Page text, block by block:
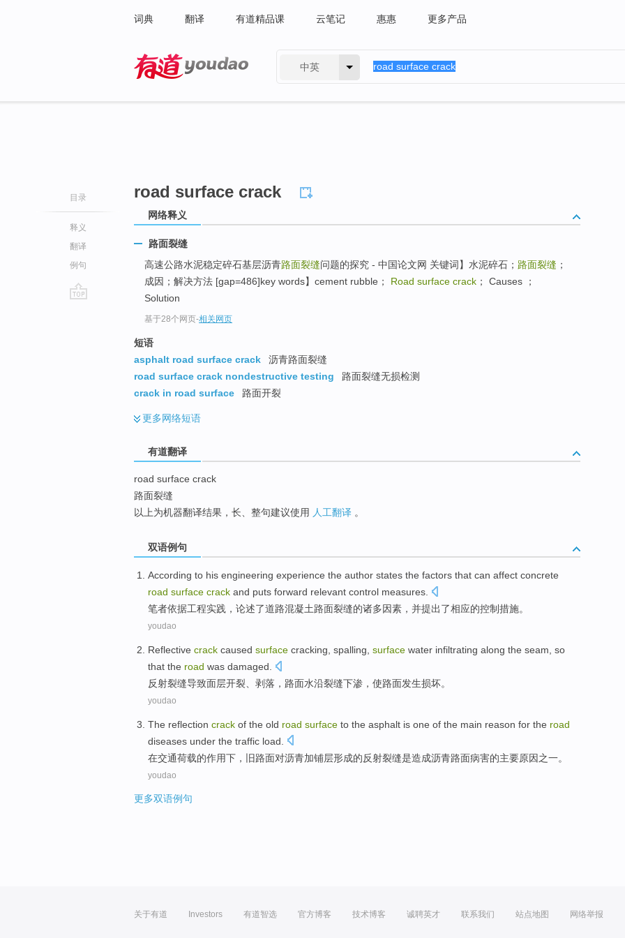
词典 翻译 有道精品课 云笔记 惠惠 更多产品
中英
目录
释义
翻译
例句
road surface crack
网络释义
路面裂缝
高速公路水泥稳定碎石基层沥青路面裂缝问题的探究 - 中国论文网 关键词】水泥碎石； 路面裂缝 ；
成因；解决方法 [gap=486]key words】cement rubble； Road surface crack ； Causes ；
Solution
基于28个网页-相关网页
短语
asphalt road surface crack
沥青路面裂缝
road surface crack nondestructive testing
路面裂缝无损检测
crack in road surface
路面开裂
更多网络短语
有道翻译
road surface crack
路面裂缝
以上为机器翻译结果，长、整句建议使用 人工翻译 。
双语例句
According to his engineering experience the author states the factors that can affect concrete
road surface crack and puts forward relevant control measures
笔者依据工程实践 ， 论述了道路混凝土路面裂缝的诸多因素 ， 并提出了相应的控制措施。
youdao
Reflective crack caused surface cracking spalling surface water infiltrating along the seam so
that the road was damaged
反射裂缝导致面层开裂 剥落 ， 路面水沿裂缝下渗 ， 使路面发生损坏。
youdao
The reflection crack of the old road surface to the asphalt is one of the main reason for the road
diseases under the traffic load
在交通荷载的作用下 ， 旧路面对沥青加铺层形成的反射裂缝是造成沥青路面病害的主要原因之一。
youdao
更多双语例句
关于有道 Investors 有道智选 官方博客 技术博客 诚聘英才 联系我们 站点地图 网络举报